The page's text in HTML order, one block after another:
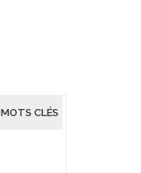
MOTS CLÉS